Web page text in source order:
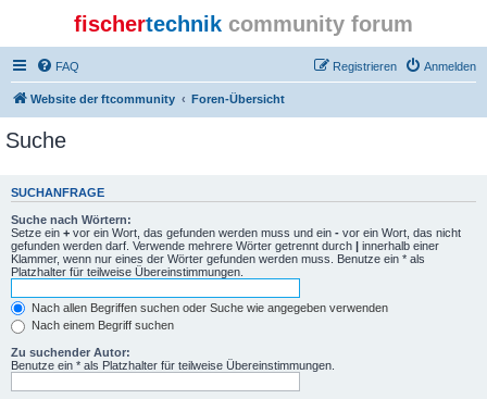
fischertechnik community forum
FAQ Anmelden
Registrieren
Website der ftcommunity Foren-Übersicht
Suche
SUCHANFRAGE
Suche nach Wörtern:
Setze ein + vor ein Wort, das gefunden werden muss und ein - vor ein Wort, das nicht
gefunden werden darf. Verwende mehrere Wörter getrennt durch | innerhalb einer
Klammer, wenn nur eines der Wörter gefunden werden muss. Benutze ein * als
Platzhalter für teilweise Übereinstimmungen.
Nach allen Begriffen suchen oder Suche wie angegeben verwenden
Nach einem Begriff suchen
Zu suchender Autor:
Benutze ein * als Platzhalter für teilweise Übereinstimmungen.